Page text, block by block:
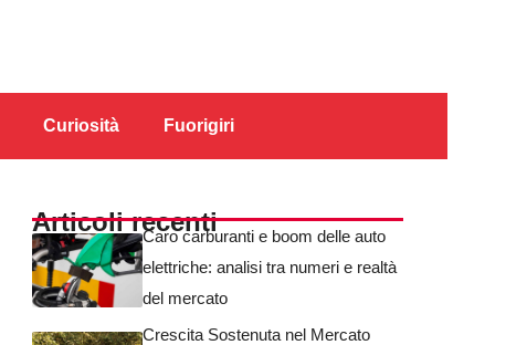
Curiosità Fuorigiri
Articoli recentiCaro carburanti e boom delle auto
elettriche: analisi tra numeri e realtà
del mercato
Crescita Sostenuta nel Mercato